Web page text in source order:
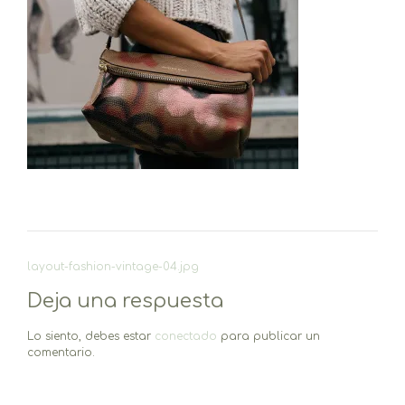
Navegación
entradas
layout-fashion-vintage-04.jpg
Deja una respuesta
Lo siento, debes estar conectado para publicar un
comentario.